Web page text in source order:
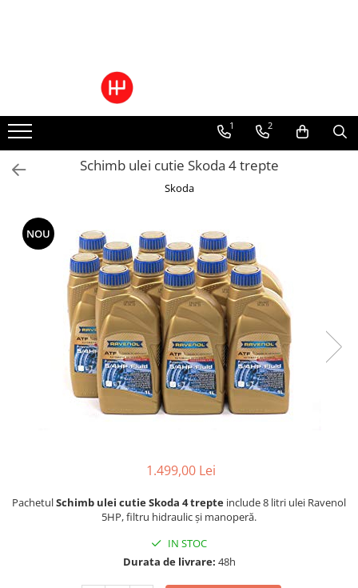
Pachete Cutie Automata
Pachete Cutie Manuala
Pachete Grup Diferential
Reparatii convertizoare de cuplu
Climatizare Auto
Piese cutii de viteze automata
Ulei cutie automata
Filtre cutii automate
1 2
Schimb ulei cutie Skoda 4 trepte
Skoda
NOU
1.499,00 Lei
PachetulSchimb ulei cutie Skoda 4 trepte include 8 litri ulei Ravenol
5HP, filtru hidraulic și manoperă.
IN STOC
Durata de livrare: 48h